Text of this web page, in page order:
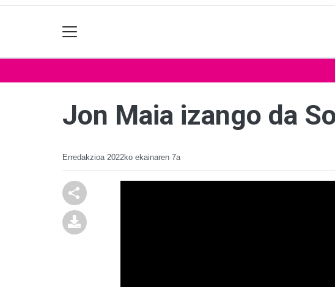
Jon Maia izango da
Erredakzioa 2022ko ekainaren 7a